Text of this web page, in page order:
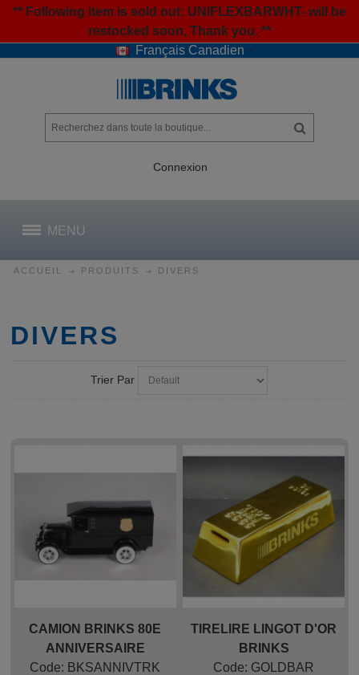
** Following item is sold out: UNIFLEXBARWHT- will be
restocked soon, Thank you. **
Français Canadien
Connexion
MENU
ACCUEIL PRODUITS DIVERS
DIVERS
Trier Par
CAMION BRINKS 80E
ANNIVERSAIRE
Code: BKSANNIVTRK
TIRELIRE LINGOT D'OR
BRINKS
Code: GOLDBAR